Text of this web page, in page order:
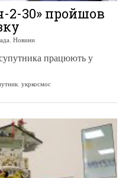
2-30» пройшов
Новини
супутника працюють у
укркосмос